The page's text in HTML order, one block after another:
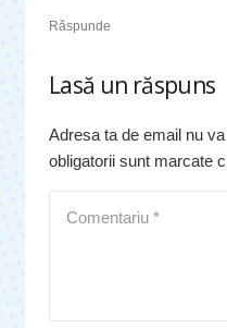
Răspunde
Lasă un răspuns
Adresa ta de email nu
obligatorii sunt marcate